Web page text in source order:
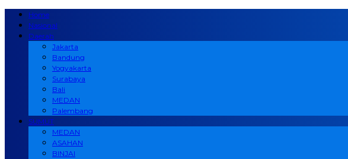
Home
Nasional
Daerah
Jakarta
Bandung
Yogyakarta
Surabaya
Bali
MEDAN
Palembang
SUMUT
MEDAN
ASAHAN
BINJAI